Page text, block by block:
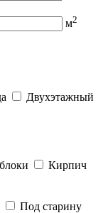
м2
Двухэтажный
Кирпич
Под старину